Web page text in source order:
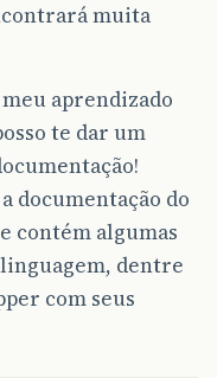
muita
aprendizado
te dar um
documentação do
contém algumas
linguagem, dentre
com seus